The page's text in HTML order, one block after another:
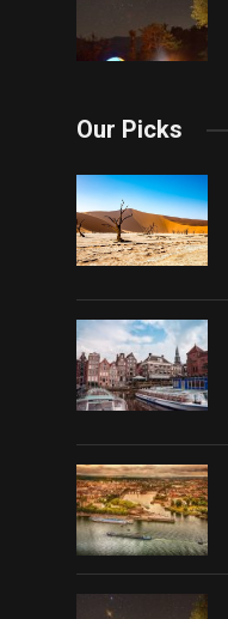
Our Picks